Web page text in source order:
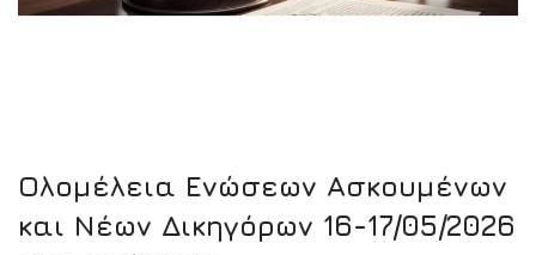
Ολομέλεια Ενώσεων Ασκουμένων
και Νέων Δικηγόρων 16-17/05/2026